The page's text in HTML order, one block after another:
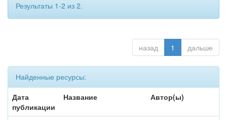
Результаты 1-2 из 2.
назад 1 дальше
Найденные ресурсы:
Дата
публикации
Название Автор(ы)